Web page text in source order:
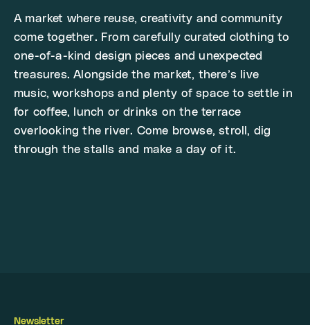
A market where reuse, creativity and community
come together. From carefully curated clothing to
one-of-a-kind design pieces and unexpected
treasures. Alongside the market, there’s live
music, workshops and plenty of space to settle in
for coffee, lunch or drinks on the terrace
overlooking the river. Come browse, stroll, dig
through the stalls and make a day of it.
Newsletter